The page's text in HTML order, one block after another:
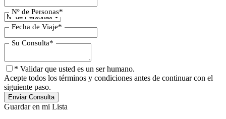
Nº de Personas*
Fecha de Viaje*
Su Consulta*
* Validar que usted es un ser humano.
Acepte todos los términos y condiciones antes de continuar con el
siguiente paso.
Guardar en mi Lista